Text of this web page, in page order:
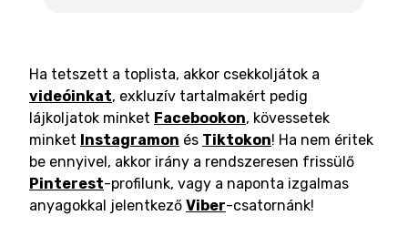
Ha tetszett a toplista, akkor csekkoljátok a
videóinkat, exkluzív tartalmakért pedig
lájkoljatok minket Facebookon, kövessetek
minket Instagramon és Tiktokon! Ha nem éritek
be ennyivel, akkor irány a rendszeresen frissülő
Pinterest-profilunk, vagy a naponta izgalmas
anyagokkal jelentkező Viber-csatornánk!